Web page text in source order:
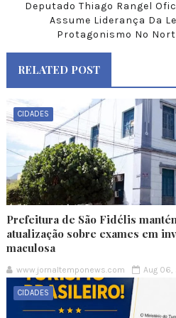
Deputado Thiago Rangel
Assume Liderança Da
Protagonismo No
RELATED POST
CIDADES
Prefeitura de São Fidélis
atualização sobre exames em
maculosa
www.jornaltemponews.com Aug 06,
CIDADES